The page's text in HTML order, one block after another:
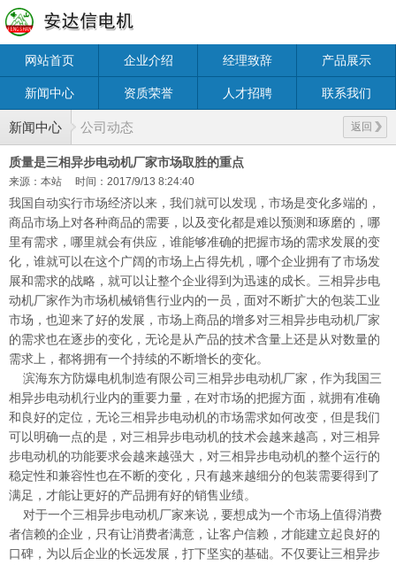
网站首页 企业介绍 经理致辞 产品展示
新闻中心 资质荣誉 人才招聘 联系我们
新闻中心 返回
公司动态
质量是三相异步电动机厂家市场取胜的重点
来源：本站 时间：2017/9/13 8:24:40
我国自动实行市场经济以来，我们就可以发现，市场是变化多端的，
商品市场上对各种商品的需要，以及变化都是难以预测和琢磨的，哪
里有需求，哪里就会有供应，谁能够准确的把握市场的需求发展的变
化，谁就可以在这个广阔的市场上占得先机，哪个企业拥有了市场发
展和需求的战略，就可以让整个企业得到为迅速的成长。三相异步电
动机厂家作为市场机械销售行业内的一员，面对不断扩大的包装工业
市场，也迎来了好的发展，市场上商品的增多对三相异步电动机厂家
的需求也在逐步的变化，无论是从产品的技术含量上还是从对数量的
需求上，都将拥有一个持续的不断增长的变化。
滨海东方防爆电机制造有限公司三相异步电动机厂家，作为我国三
相异步电动机行业内的重要力量，在对市场的把握方面，就拥有准确
和良好的定位，无论三相异步电动机的市场需求如何改变，但是我们
可以明确一点的是，对三相异步电动机的技术会越来越高，对三相异
步电动机的功能要求会越来越强大，对三相异步电动机的整个运行的
稳定性和兼容性也在不断的变化，只有越来越细分的包装需要得到了
满足，才能让更好的产品拥有好的销售业绩。
对于一个三相异步电动机厂家来说，要想成为一个市场上值得消费
者信赖的企业，只有让消费者满意，让客户信赖，才能建立起良好的
口碑，为以后企业的长远发展，打下坚实的基础。不仅要让三相异步